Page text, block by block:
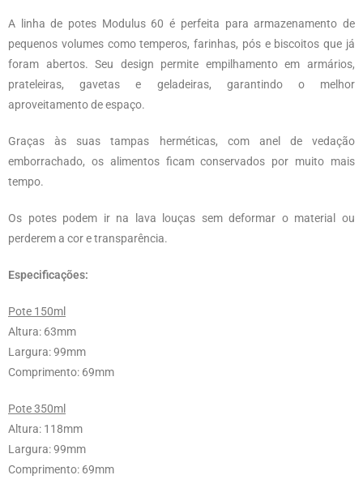
A linha de potes Modulus 60 é perfeita para armazenamento de
pequenos volumes como temperos, farinhas, pós e biscoitos que já
foram abertos. Seu design permite empilhamento em armários,
prateleiras, gavetas e geladeiras, garantindo o melhor
aproveitamento de espaço.
Graças às suas tampas herméticas, com anel de vedação
emborrachado, os alimentos ficam conservados por muito mais
tempo.
Os potes podem ir na lava louças sem deformar o material ou
perderem a cor e transparência.
Especificações:
Pote 150ml
Altura: 63mm
Largura: 99mm
Comprimento: 69mm
Pote 350ml
Altura: 118mm
Largura: 99mm
Comprimento: 69mm